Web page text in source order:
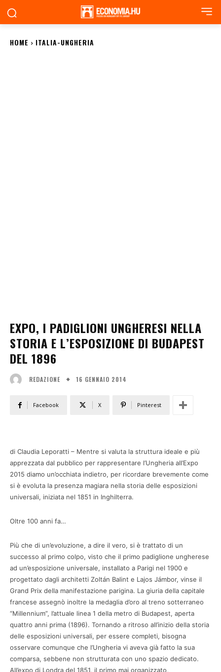
HOME ITALIA-UNGHERIA
EXPO, I PADIGLIONI UNGHERESI NELLA
STORIA E L’ESPOSIZIONE DI BUDAPEST
DEL 1896
REDAZIONE 16 GENNAIO 2014
Facebook X Pinterest
di Claudia Leporatti – Mentre si valuta la struttura ideale e più
apprezzata dal pubblico per rappresentare l’Ungheria all’Expo
2015 diamo un’occhiata indietro, per ricordare brevemente come
si è evoluta la presenza magiara nella storia delle esposizioni
universali, iniziata nel 1851 in Inghilterra.
Oltre 100 anni fa…
Più che di un’evoluzione, a dire il vero, si è trattato di un
successo al primo colpo, visto che il primo padiglione ungherese
ad un’esposizione universale, installato a Parigi nel 1900 e
progettato dagli architetti Zoltán Balint e Lajos Jámbor, vinse il
Grand Prix della manifestazione parigina. La giuria della capitale
francese assegnò inoltre la medaglia d’oro al treno sotterraneo
“Millennium”, l’attuale linea 1 della metro di Budapest, aperta
quattro anni prima (1896). Tornando a ritroso all’inizio della storia
delle esposizioni universali, per essere completi, bisogna
osservare comunque che l’Ungheria vi aveva già fatto la sua
comparsa, sebbene non strutturata con uno spazio dedicato.
All’expo di Londra del 1851, il primo mai organizzato,